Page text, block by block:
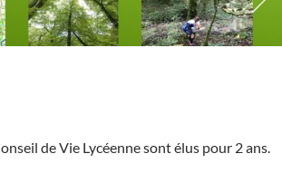
de Vie Lycéenne sont élus pour 2 ans.